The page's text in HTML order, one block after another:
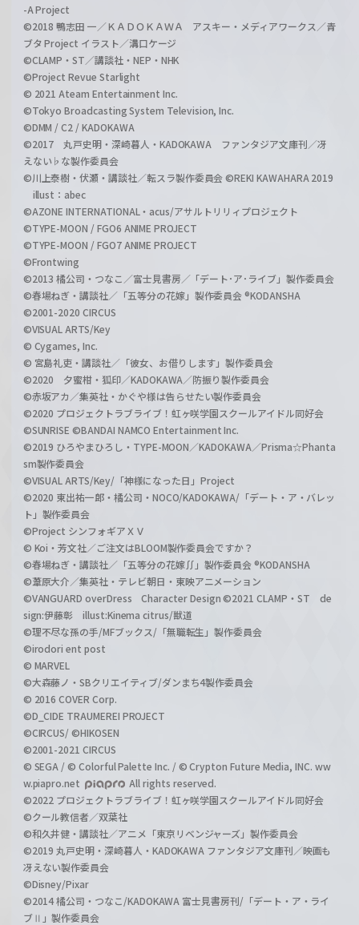
-A Project
©2018 鴨志田 一／ＫＡＤＯＫＡＷＡ アスキー・メディアワークス／青
ブタ Project イラスト／溝口ケージ
©CLAMP・ST／講談社・NEP・NHK
©Project Revue Starlight
© 2021 Ateam Entertainment Inc.
©Tokyo Broadcasting System Television, Inc.
©DMM / C2 / KADOKAWA
©2017 丸戸史明・深崎暮人・KADOKAWA ファンタジア文庫刊／冴
えない♭な製作委員会
©川上泰樹・伏瀬・講談社／転スラ製作委員会 ©REKI KAWAHARA 2019
illust：abec
©AZONE INTERNATIONAL・acus/アサルトリリィプロジェクト
©TYPE-MOON / FGO6 ANIME PROJECT
©TYPE-MOON / FGO7 ANIME PROJECT
©Frontwing
©2013 橘公司・つなこ／富士見書房／「デート･ア･ライブ」製作委員会
©春場ねぎ・講談社／「五等分の花嫁」製作委員会 ®KODANSHA
©2001-2020 CIRCUS
©VISUAL ARTS/Key
© Cygames, Inc.
© 宮島礼吏・講談社／「彼女、お借りします」製作委員会
©2020 夕蜜柑・狐印／KADOKAWA／防振り製作委員会
©赤坂アカ／集英社・かぐや様は告らせたい製作委員会
©2020 プロジェクトラブライブ！虹ヶ咲学園スクールアイドル同好会
©SUNRISE ©BANDAI NAMCO Entertainment Inc.
©2019 ひろやまひろし・TYPE-MOON／KADOKAWA／Prisma☆Phanta
sm製作委員会
©VISUAL ARTS/Key/「神様になった日」Project
©2020 東出祐一郎・橘公司・NOCO/KADOKAWA/「デート・ア・バレッ
ト」製作委員会
©Project シンフォギアＸＶ
© Koi・芳文社／ご注文はBLOOM製作委員会ですか？
©春場ねぎ・講談社／「五等分の花嫁∬」製作委員会 ®KODANSHA
©葦原大介／集英社・テレビ朝日・東映アニメーション
©VANGUARD overDress Character Design ©2021 CLAMP・ST de
sign:伊藤彰 illust:Kinema citrus/獣道
©理不尽な孫の手/MFブックス/「無職転生」製作委員会
©irodori ent post
© MARVEL
©大森藤ノ・SBクリエイティブ/ダンまち4製作委員会
© 2016 COVER Corp.
©D_CIDE TRAUMEREI PROJECT
©CIRCUS/ ©HIKOSEN
©2001-2021 CIRCUS
© SEGA / © Colorful Palette Inc. / © Crypton Future Media, INC. ww
w.piapro.net
All rights reserved.
©2022 プロジェクトラブライブ！虹ヶ咲学園スクールアイドル同好会
©クール教信者／双葉社
©和久井健・講談社／アニメ「東京リベンジャーズ」製作委員会
©2019 丸戸史明・深崎暮人・KADOKAWA ファンタジア文庫刊／映画も
冴えない製作委員会
©Disney/Pixar
©2014 橘公司・つなこ/KADOKAWA 富士見書房刊/「デート・ア・ライ
ブⅡ」製作委員会